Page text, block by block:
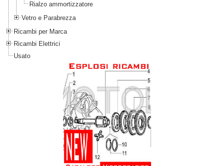
Rialzo ammortizzatore
Vetro e Parabrezza
Ricambi per Marca
Ricambi Elettrici
Usato